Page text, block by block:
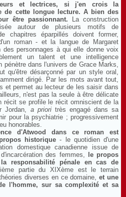
et lectrices, si j'en crois la
de cette longue lecture. A bien des
être passionnant. La construction
autour de plusieurs motifs de
chapitres éparpillés doivent former,
roman - et la langue de Margaret
personnages à qui elle donne voix
un talent et une intelligence
pénètre dans l'univers de Grace Marks,
qu'être désarçonné par un style oral,
dirigé. Par les mots avant tout,
et permet au lecteur de les saisir dans
n'est pas la seule à être délicate
récit se profile le récit omniscient de la
Jordan, a prioritrès engagé dans sa
pour la psychiatrie ; progressivement
honorables.
d'Atwood dans ce roman est
historique - le quotidien d'une
domestique canadienne issue de
des femmes,
le propos
responsabilité pénale en cas de
partie du XIXème est le terrain
diverses en ce domaine,et une
l'homme, sur sa complexité et sa